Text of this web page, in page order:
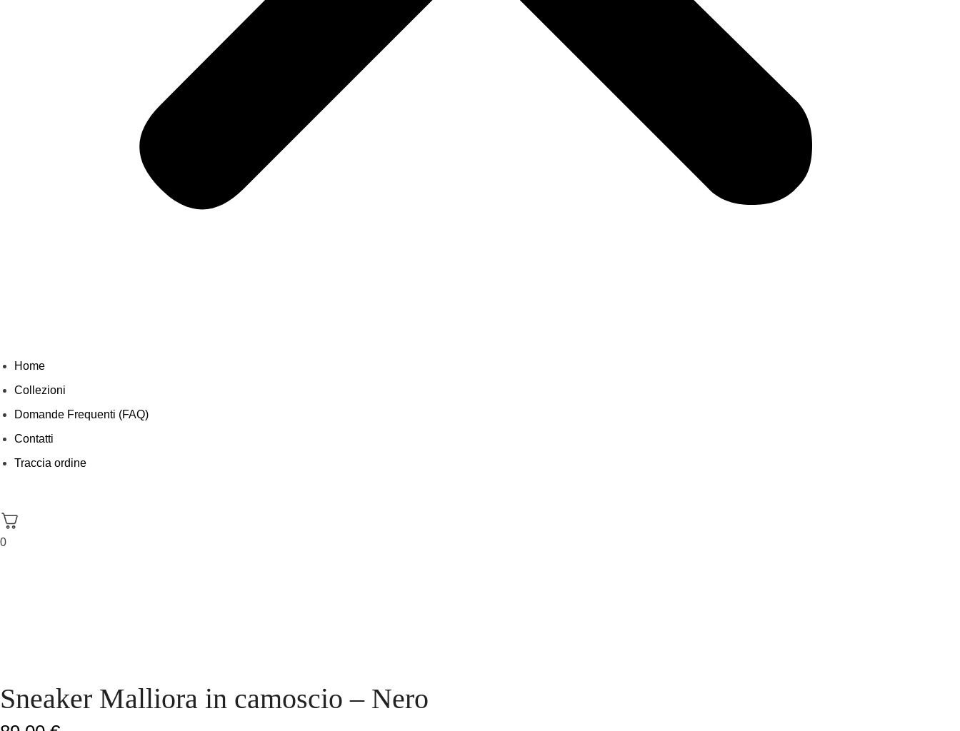
Home
Collezioni
Domande Frequenti (FAQ)
Contatti
Traccia ordine
0
Sneaker Malliora in camoscio – Nero